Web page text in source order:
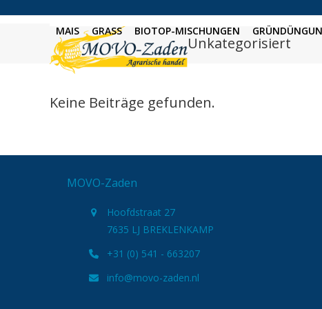
MAIS
GRASS BIOTOP-MISCHUNGEN
Unkategorisiert
Keine Beiträge gefunden.
MOVO-Zaden
Hoofdstraat 27
7635 LJ BREKLENKAMP
+31 (0) 541 - 663207
info@movo-zaden.nl